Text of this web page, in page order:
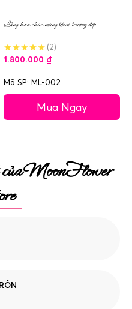
Lẵng hoa chúc mừng khai trương đẹp
(2)
1.800.000 ₫
Mã SP: ML-002
Mua Ngay
MoonFlower